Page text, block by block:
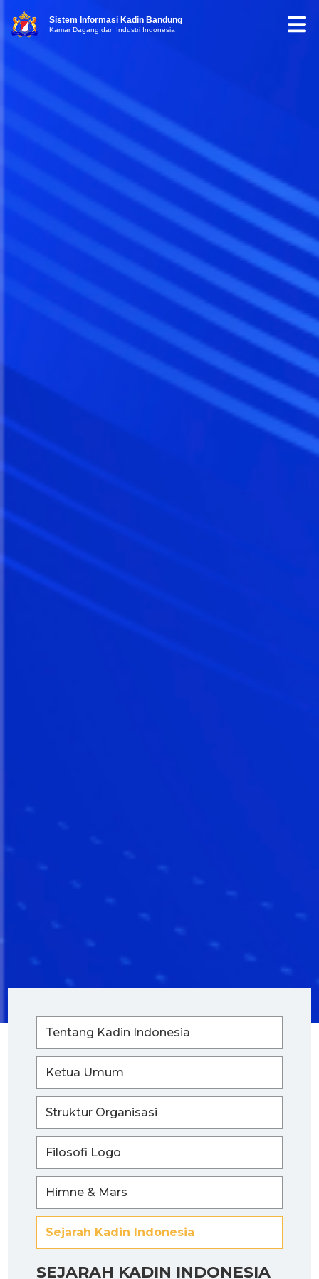
Sistem Informasi Kadin Bandung
Kamar Dagang dan Industri Indonesia
SEJARAH KADIN INDONESIA
Tentang Kadin Indonesia
Ketua Umum
Struktur Organisasi
Filosofi Logo
Himne & Mars
Sejarah Kadin Indonesia